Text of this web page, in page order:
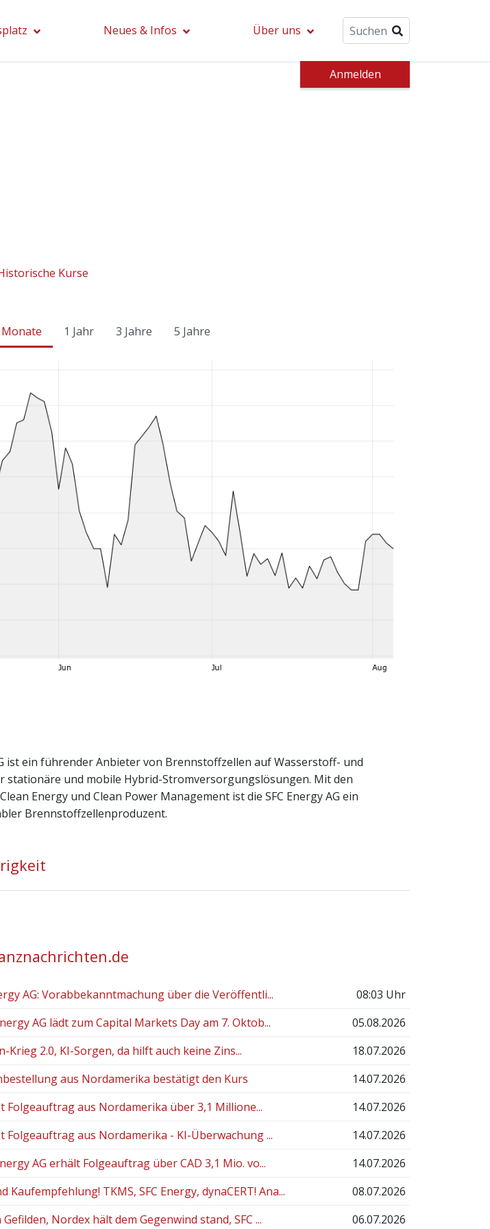
Neues & Infos Über uns
Anmelden
Kurse
1 Jahr 3 Jahre 5 Jahre
ist ein führender Anbieter von Brennstoff­zellen auf Wasserstoff- und
stationäre und mobile Hybrid-Strom­versorgungslösungen. Mit den
Energy und Clean Power Management ist die SFC Energy AG ein
Brennstoff­zellenproduzent.
AG: Vorabbekanntmachung über die Veröffentli...
08:03 Uhr
AG lädt zum Capital Markets Day am 7. Oktob...
05.08.2026
Krieg 2.0, KI-Sorgen, da hilft auch keine Zins...
18.07.2026
aus Nordamerika bestätigt den Kurs
14.07.2026
Folgeauftrag aus Nordamerika über 3,1 Millione...
14.07.2026
Folgeauftrag aus Nordamerika - KI-Überwachung ...
14.07.2026
AG erhält Folgeauftrag über CAD 3,1 Mio. vo...
14.07.2026
Kaufempfehlung! TKMS, SFC Energy, dynaCERT! Ana...
08.07.2026
Nordex hält dem Gegenwind stand, SFC ...
06.07.2026